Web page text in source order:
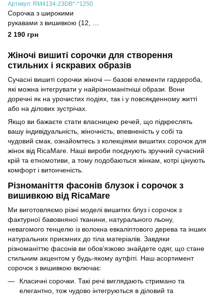
Артикул: RM4134-23DB*-*1250
Сорочка з широкими
рукавами з вишивкою (12, S,
Snow White, білий)
2 190 грн
Жіночі вишиті сорочки для створення
стильних і яскравих образів
Сучасні вишиті сорочки жіночі — базові елементи гардероба,
які можна інтегрувати у найрізноманітніші образи. Вони
доречні як на урочистих подіях, так і у повсякденному житті
або на ділових зустрічах.
Якщо ви бажаєте стати власницею речей, що підкреслять
вашу індивідуальність, жіночність, впевненість у собі та
чудовий смак, ознайомтесь з колекціями вишитих сорочок для
жінок від RicaMare. Наші вироби поєднують зручний сучасний
крій та етномотиви, а тому подобаються жінкам, котрі цінують
комфорт і витонченість.
Різноманіття фасонів блузок і сорочок з
вишивкою від RicaMare
Ми виготовляємо різні моделі вишитих блуз і сорочок з
фактурної бавовняної тканини, натурального льону,
невагомого тенцелю із волокна евкаліптового дерева та інших
натуральних приємних до тіла матеріалів. Завдяки
різноманіттю фасонів ви обов’язково знайдете одяг, що стане
стильним акцентом у будь-якому аутфіті. Наш асортимент
сорочок з вишивкою включає:
Класичні сорочки. Такі речі виглядають стримано та
елегантно, тож чудово інтегруються в діловий та